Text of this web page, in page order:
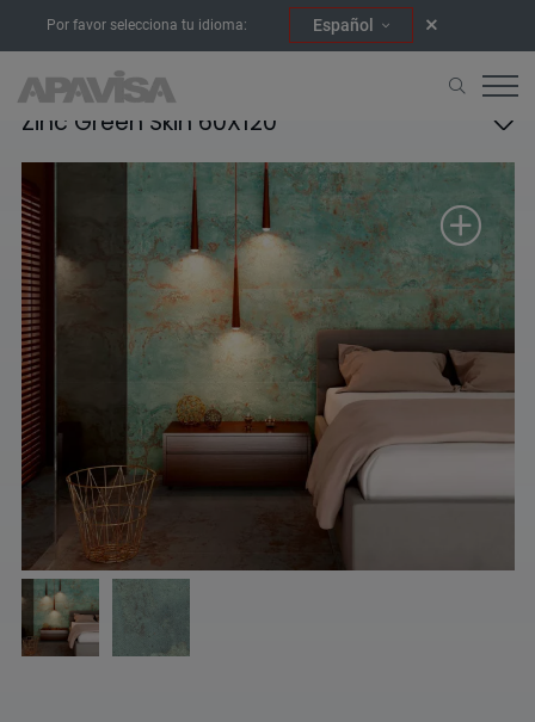
Por favor selecciona tu idioma: Español
Zinc Green Skin 60X120